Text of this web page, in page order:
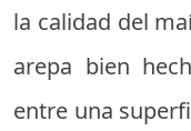
la calidad del
arepa bien
entre una